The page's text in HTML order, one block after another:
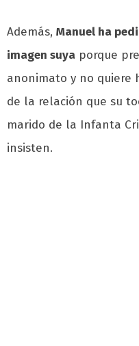
Además, Manuel ha
imagen suya porque
anonimato y no quiere
de la relación que su
marido de la Infanta
insisten.